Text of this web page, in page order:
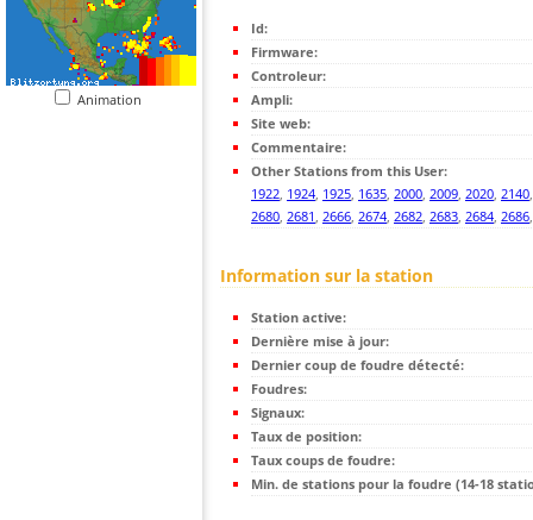
Animation
Id:
Firmware:
Controleur:
Ampli:
Site web:
Commentaire:
Other Stations from this User:
1922, 1924, 1925, 1635, 2000, 2009, 2020, 2140
2680, 2681, 2666, 2674, 2682, 2683, 2684, 2686
Information sur la station
Station active:
Dernière mise à jour:
Dernier coup de foudre détecté:
Foudres:
Signaux:
Taux de position:
Taux coups de foudre:
Min. de stations pour la foudre (14-18